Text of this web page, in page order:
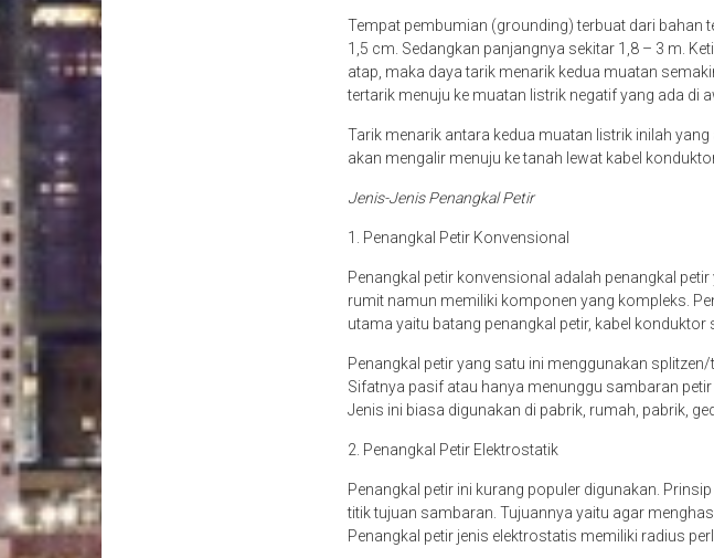
Tempat pembumian (grounding) terbuat dari bahan
1,5 cm. Sedangkan panjangnya sekitar 1,8 – 3 m.
atap, maka daya tarik menarik kedua muatan
tertarik menuju ke muatan listrik negatif yang ada di
Tarik menarik antara kedua muatan listrik inilah
akan mengalir menuju ke tanah lewat kabel
Jenis-Jenis Penangkal Petir
1. Penangkal Petir Konvensional
Penangkal petir konvensional adalah penangkal
rumit namun memiliki komponen yang kompleks.
utama yaitu batang penangkal petir, kabel
Penangkal petir yang satu ini menggunakan
Sifatnya pasif atau hanya menunggu sambaran
Jenis ini biasa digunakan di pabrik, rumah, pabrik,
2. Penangkal Petir Elektrostatik
Penangkal petir ini kurang populer digunakan.
titik tujuan sambaran. Tujuannya yaitu agar
Penangkal petir jenis elektrostatis memiliki radius